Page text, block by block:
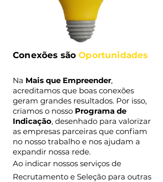
Conexões sãoOportunidades
Na Mais que Empreender,
acreditamos que boas conexões
geram grandes resultados. Por isso,
criamos o nosso Programa de
Indicação, desenhado para valorizar
as empresas parceiras que confiam
no nosso trabalho e nos ajudam a
expandir nossa rede.
Ao indicar nossos serviços de
Recrutamento e Seleção para outras